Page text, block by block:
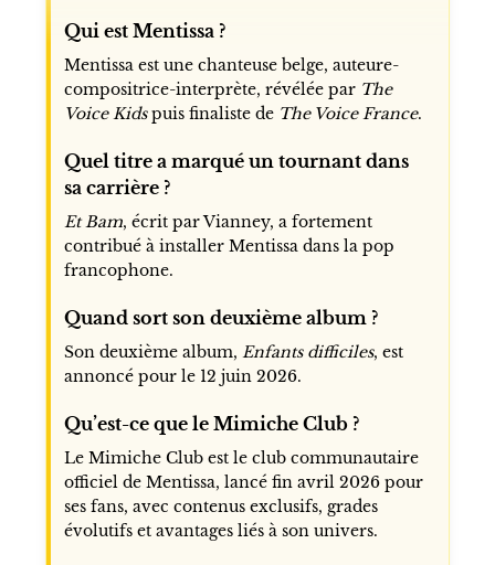
Qui est Mentissa ?
Mentissa est une chanteuse belge, auteure-
compositrice-interprète, révélée par The
Voice Kidspuis finaliste de The Voice France.
Quel titre a marqué un tournant dans
sa carrière ?
Et Bam, écrit par Vianney, a fortement
contribué à installer Mentissa dans la pop
francophone.
Quand sort son deuxième album ?
Son deuxième album, Enfants difficiles, est
annoncé pour le 12 juin 2026.
Qu’est-ce que le Mimiche Club ?
Le Mimiche Club est le club communautaire
officiel de Mentissa, lancé fin avril 2026 pour
ses fans, avec contenus exclusifs, grades
évolutifs et avantages liés à son univers.